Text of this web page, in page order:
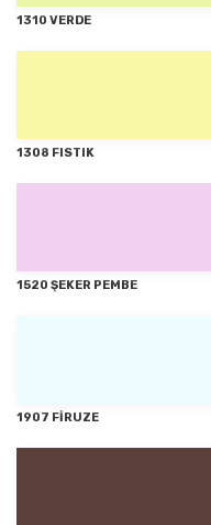
1310 VERDE
1308 FISTIK
1520 ŞEKER PEMBE
1907 FİRUZE